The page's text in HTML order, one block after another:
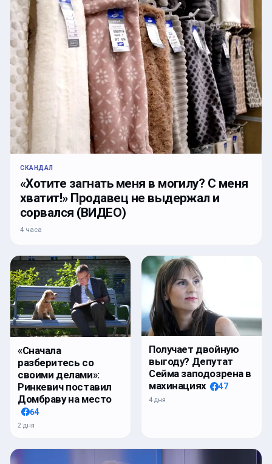
СКАНДАЛ
«Хотите загнать меня в могилу? С меня
хватит!» Продавец не выдержал и
сорвался (ВИДЕО)
4 часа
«Сначала
разберитесь со
своими делами»:
Ринкевич поставил
Домбраву на место
64
2 дня
Получает двойную
выгоду? Депутат
Сейма заподозрена в
махинациях
47
4 дня